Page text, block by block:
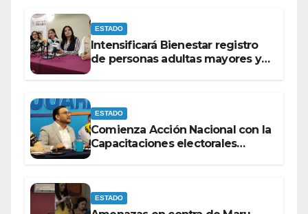
ESTADO
Intensificará Bienestar registro
de personas adultas mayores y
ESTADO
Comienza Acción Nacional con la
Capacitaciones electorales
ESTADO